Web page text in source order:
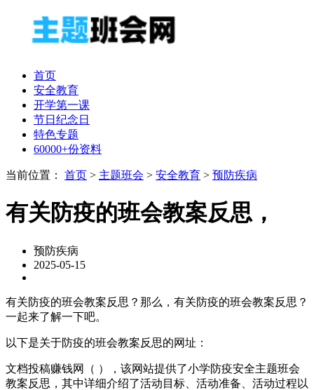
首页
安全教育
开学第一课
节日纪念日
特色专题
60000+份资料
当前位置： 首页 > 主题班会 > 安全教育 > 预防疾病
有关防疫的班会教案反思，
预防疾病
2025-05-15
有关防疫的班会教案反思？那么，有关防疫的班会教案反思？
一起来了解一下吧。
以下是关于防疫的班会教案反思的网址：
文档投稿赚钱网（ ），该网站提供了小学防疫安全主题班会
教案反思，其中详细介绍了活动目标、活动准备、活动过程以